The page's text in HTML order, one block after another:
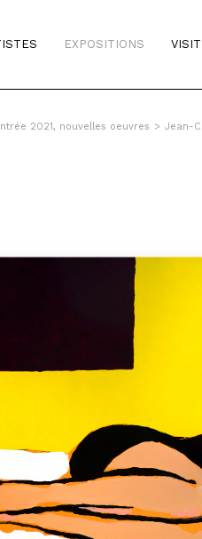
EXPOSITIONS
2021, nouvelles oeuvres > Jean-